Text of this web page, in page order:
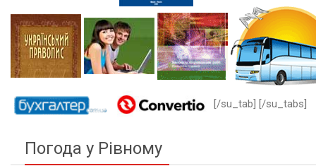
[/su_tab] [/su_tabs]
Погода у Рівному